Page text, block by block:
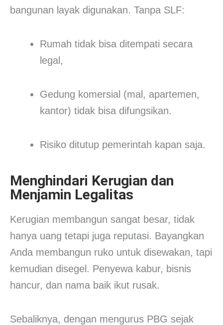
bangunan layak digunakan. Tanpa SLF:
Rumah tidak bisa ditempati secara
legal,
Gedung komersial (mal, apartemen,
kantor) tidak bisa difungsikan.
Risiko ditutup pemerintah kapan saja.
Menghindari Kerugian dan
Menjamin Legalitas
Kerugian membangun sangat besar, tidak
hanya uang tetapi juga reputasi. Bayangkan
Anda membangun ruko untuk disewakan, tapi
kemudian disegel. Penyewa kabur, bisnis
hancur, dan nama baik ikut rusak.
Sebaliknya, dengan mengurus PBG sejak